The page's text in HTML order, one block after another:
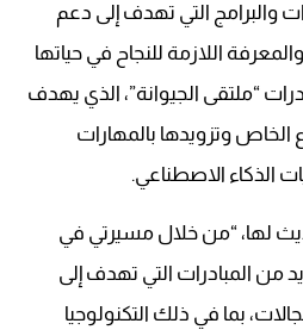
والبرامج التي تهدف إلى دعم
اللازمة للنجاح في حياتها
“ملتقى الجيوانة”، الذي يهدف
الخاص وتزويدها بالمهارات
الذكاء الاصطناعي.
لها، “من خلال مسيرتي في
من المبادرات التي تهدف إلى
بما في ذلك التكنولوجيا